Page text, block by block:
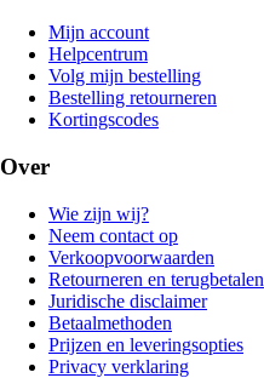
Mijn account
Helpcentrum
Volg mijn bestelling
Bestelling retourneren
Kortingscodes
Over
Wie zijn wij?
Neem contact op
Verkoopvoorwaarden
Retourneren en terugbetalen
Juridische disclaimer
Betaalmethoden
Prijzen en leveringsopties
Privacy verklaring